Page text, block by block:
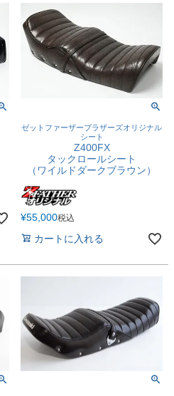
ゼットファーザーブラザーズオリジナル
シート
Z400FX
タックロールシート
（ワイルドダークブラウン）
¥55,000税込
カートに入れる